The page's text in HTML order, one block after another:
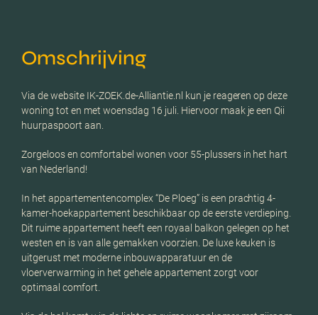
Omschrijving
Via de website IK-ZOEK.de-Alliantie.nl kun je reageren op deze
woning tot en met woensdag 16 juli. Hiervoor maak je een Qii
huurpaspoort aan.
Zorgeloos en comfortabel wonen voor 55-plussers in het hart
van Nederland!
In het appartementencomplex “De Ploeg” is een prachtig 4-
kamer-hoekappartement beschikbaar op de eerste verdieping.
Dit ruime appartement heeft een royaal balkon gelegen op het
westen en is van alle gemakken voorzien. De luxe keuken is
uitgerust met moderne inbouwapparatuur en de
vloerverwarming in het gehele appartement zorgt voor
optimaal comfort.